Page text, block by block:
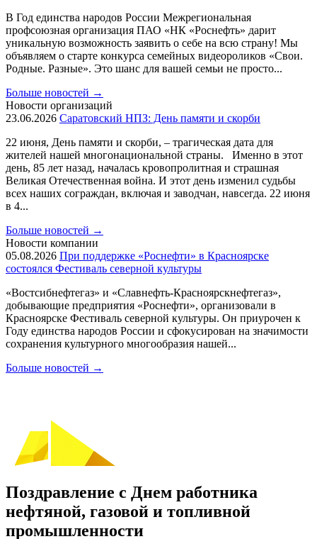
В Год единства народов России Межрегиональная
профсоюзная организация ПАО «НК «Роснефть» дарит
уникальную возможность заявить о себе на всю страну! Мы
объявляем о старте конкурса семейных видеороликов «Свои.
Родные. Разные». Это шанс для вашей семьи не просто...
Больше новостей →
Новости организаций
23.06.2026 Саратовский НПЗ: День памяти и скорби
22 июня, День памяти и скорби, – трагическая дата для
жителей нашей многонациональной страны. Именно в этот
день, 85 лет назад, началась кровопролитная и страшная
Великая Отечественная война. И этот день изменил судьбы
всех наших сограждан, включая и заводчан, навсегда. 22 июня
в 4...
Больше новостей →
Новости компании
05.08.2026 При поддержке «Роснефти» в Красноярске
состоялся Фестиваль северной культуры
«Востсибнефтегаз» и «Славнефть-Красноярскнефтегаз»,
добывающие предприятия «Роснефти», организовали в
Красноярске Фестиваль северной культуры. Он приурочен к
Году единства народов России и сфокусирован на значимости
сохранения культурного многообразия нашей...
Больше новостей →
Поздравление с Днем работника
нефтяной, газовой и топливной
промышленности